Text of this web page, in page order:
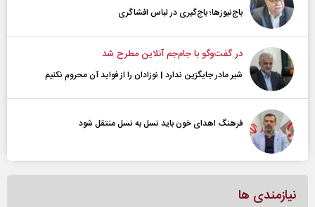
باج‌نیوزها؛ باج‌گیری در لباس افشاگری
در گفت‌و‌گو با جام‌جم آنلاین مطرح شد
شیر مادر جایگزین ندارد | نوزادان را از فواید آن محروم نکنیم
فرهنگ اهدای خون باید نسل به نسل منتقل شود
نیازمندی ها